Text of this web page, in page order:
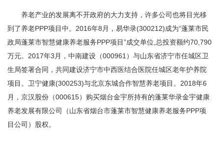
养老产业的发展离不开政府的大力支持，许多公司也将目光移
到了养老PPP项目中。2016年8月，易华录(300212)成为“蓬莱市民
政局蓬莱市智慧健康养老服务PPP项目”成交单位,总投资额约70,790
万元。2017年3月，中南建设（000961）与山东省济宁市任城区卫
生局签署合同，共同建设济宁市中西医结合医院任城区老年护养院
项目。卫宁健康(300253)与北京东城合作智慧养老项目。2018年6
月，京汉股份（000615）购买烟台金宇所持有的蓬莱华录金宇健康
养老发展有限公司（山东省烟台市蓬莱市智慧健康养老服务PPP项
目公司）股权。